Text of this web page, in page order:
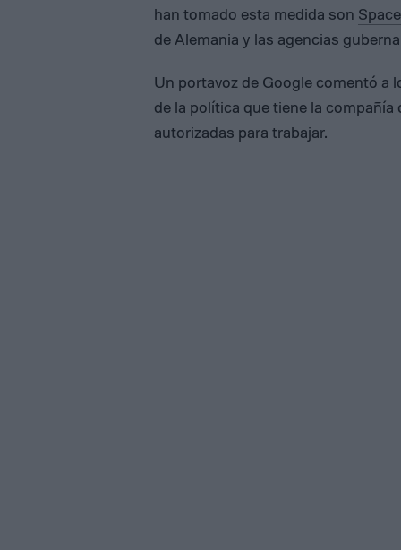
han tomado esta medida son
de Alemania y las agencias
Un portavoz de Google comentó a
de la política que tiene la
autorizadas para trabajar.